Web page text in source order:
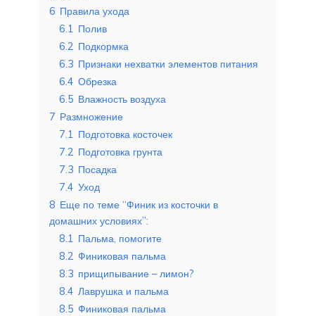
6 Правила ухода
6.1 Полив
6.2 Подкормка
6.3 Признаки нехватки элементов питания
6.4 Обрезка
6.5 Влажность воздуха
7 Размножение
7.1 Подготовка косточек
7.2 Подготовка грунта
7.3 Посадка
7.4 Уход
8 Еще по теме “Финик из косточки в
домашних условиях”:
8.1 Пальма, помогите
8.2 Финиковая пальма
8.3 прищипывание – лимон?
8.4 Лаврушка и пальма
8.5 Финиковая пальма